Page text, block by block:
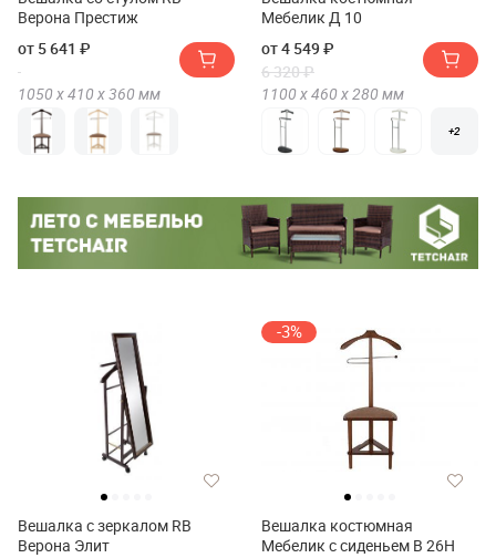
Верона Престиж
от 5 641 ₽
1050 х410 х360 мм
Мебелик Д 10
от 4 549 ₽
6 320 ₽
1100 х460 х 280 мм
+2
Вешалка с зеркалом RB
Верона Элит
-3%
Вешалка костюмная
Мебелик с сиденьем В 26Н